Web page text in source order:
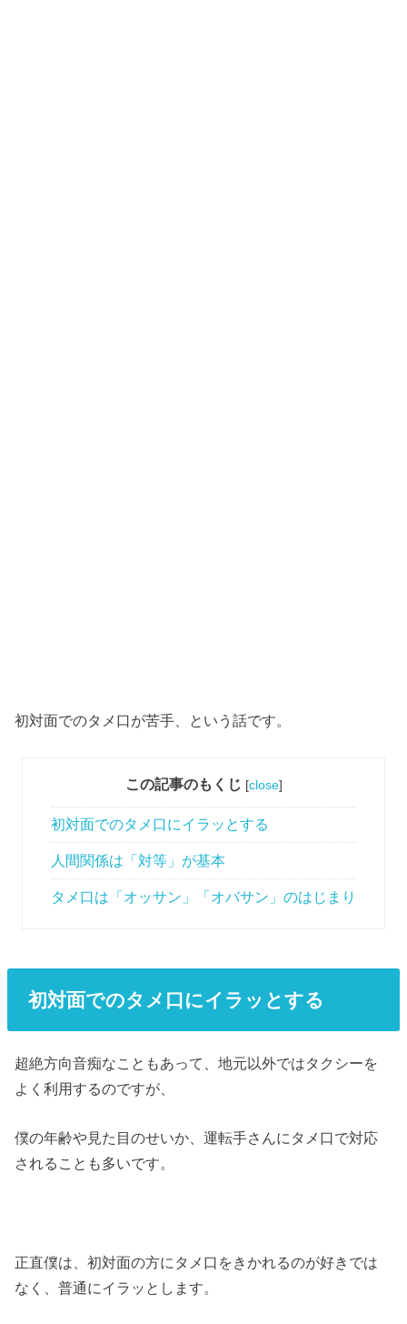
初対面でのタメ口が苦手、という話です。
この記事のもくじ [close]
初対面でのタメ口にイラッとする
人間関係は「対等」が基本
タメ口は「オッサン」「オバサン」のはじまり
初対面でのタメ口にイラッとする
超絶方向音痴なこともあって、地元以外ではタクシーを
よく利用するのですが、
僕の年齢や見た目のせいか、運転手さんにタメ口で対応
されることも多いです。
正直僕は、初対面の方にタメ口をきかれるのが好きでは
なく、普通にイラッとします。